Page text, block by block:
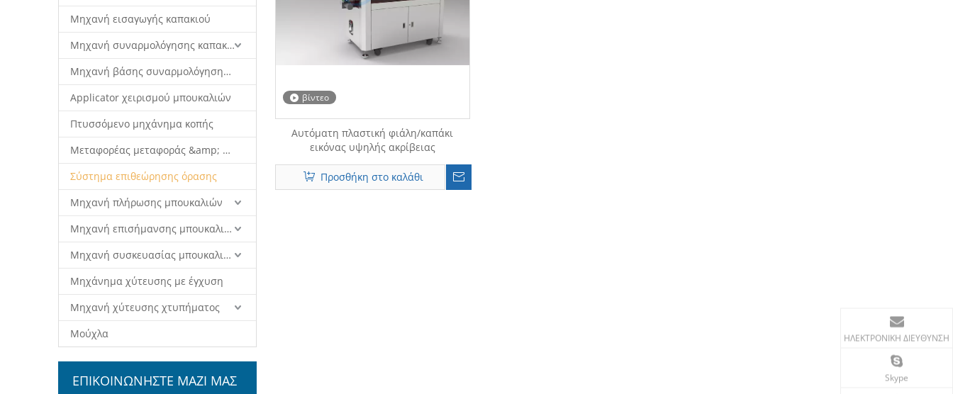
Μηχανή εισαγωγής καπακιού
Μηχανή συναρμολόγησης καπακιού
Μηχανή βάσης συναρμολόγησης καπακιού
Applicator χειρισμού μπουκαλιών
Πτυσσόμενο μηχάνημα κοπής
Μεταφορέας μεταφοράς &amp; σύστημα ρομπότ
Σύστημα επιθεώρησης όρασης
Μηχανή πλήρωσης μπουκαλιών
Μηχανή επισήμανσης μπουκαλιών
Μηχανή συσκευασίας μπουκαλιών
Μηχάνημα χύτευσης με έγχυση
Μηχανή χύτευσης χτυπήματος
Μούχλα
ΕΠΙΚΟΙΝΩΝΗΣΤΕ ΜΑΖΙ ΜΑΣ
βίντεο
Αυτόματη πλαστική φιάλη/καπάκι
εικόνας υψηλής ακρίβειας
Προσθήκη στο καλάθι
ΗΛΕΚΤΡΟΝΙΚΗ ΔΙΕΥΘΥΝΣΗ
Skype